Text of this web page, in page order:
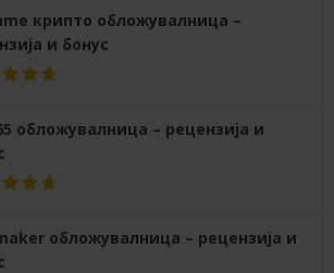
крипто обложувалница –
и бонус
обложувалница – рецензија и
обложувалница – рецензија и